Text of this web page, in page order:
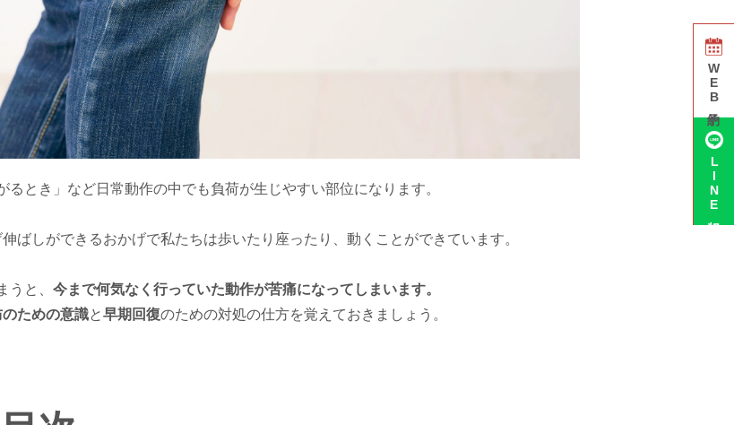
WEB予約
LINE相談
るとき」など日常動作の中でも負荷が生じやすい部位になります。
ばしができるおかげで私たちは歩いたり座ったり、動くことができています。
うと、 今まで何気なく行っていた動作が苦痛になってしまいます。
ための意識と早期回復のための対処の仕方を覚えておきましょう。